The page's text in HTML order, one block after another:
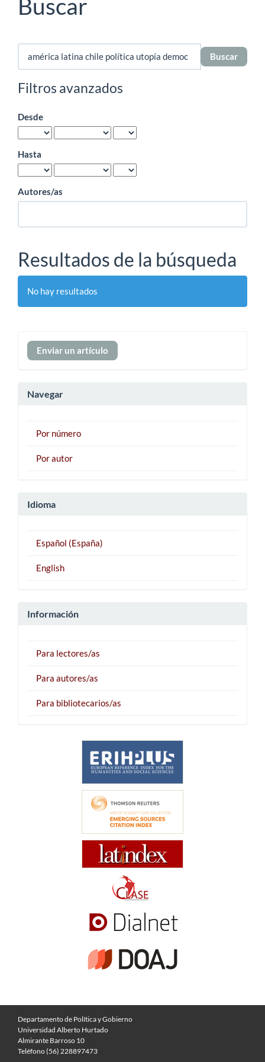
Buscar
Buscar
artículos
por
Filtros avanzados
Desde
Hasta
Autores/as
Resultados de la búsqueda
No hay resultados
Enviar
un
Enviar un artículo
Navegar
Por número
Por autor
Idioma
Español (España)
English
Información
Para lectores/as
Para autores/as
Para bibliotecarios/as
Departamento de Política y Gobierno
Universidad Alberto Hurtado
Almirante Barroso 10
Teléfono (56) 228897473